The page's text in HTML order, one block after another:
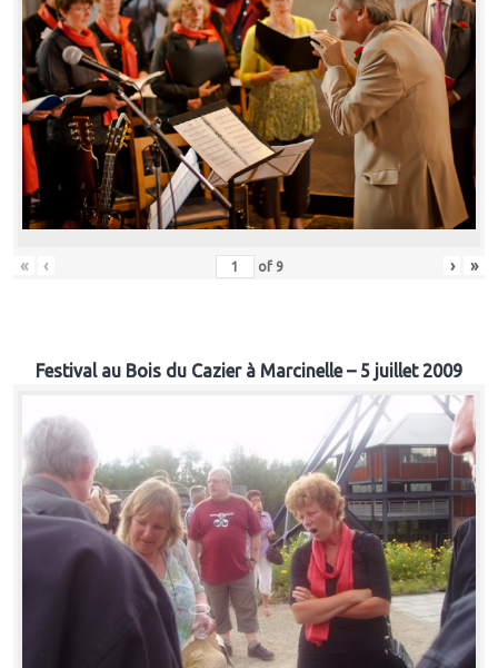
« ‹ of 9 › »
Festival au Bois du Cazier à Marcinelle – 5 juillet 2009